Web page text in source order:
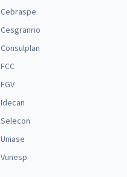
Cebraspe
Cesgranrio
Consulplan
FCC
FGV
Idecan
Selecon
Uniase
Vunesp